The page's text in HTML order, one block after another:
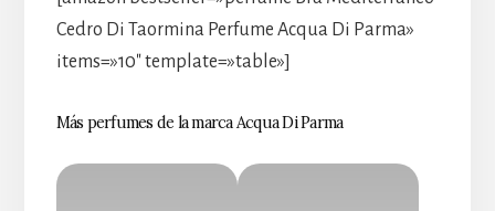
Cedro Di Taormina Perfume Acqua Di Parma»
items=»10″ template=»table»]
Más perfumes de la marca Acqua Di Parma